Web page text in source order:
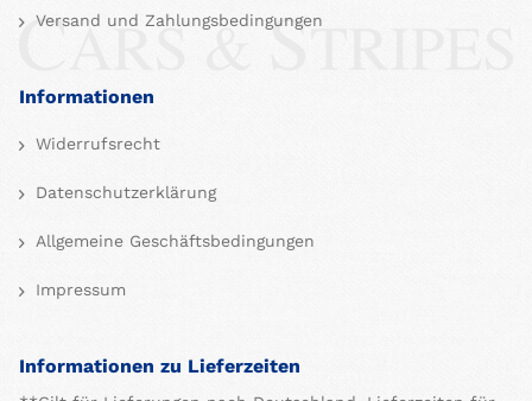
Versand und Zahlungsbedingungen
Informationen
Widerrufsrecht
Datenschutzerklärung
Allgemeine Geschäftsbedingungen
Impressum
Informationen zu Lieferzeiten